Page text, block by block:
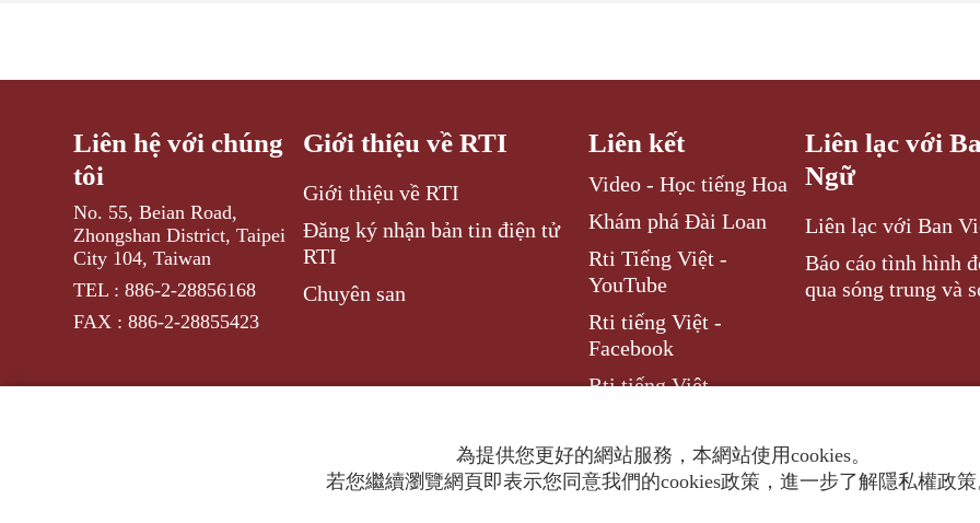
Liên hệ với chúng
tôi
No. 55, Beian Road,
Zhongshan District, Taipei
City 104, Taiwan
TEL : 886-2-28856168
FAX : 886-2-28855423
Giới thiệu về RTI
Giới thiệu về RTI
Đăng ký nhận bản tin điện tử
RTI
Chuyên san
Liên kết
Video - Học tiếng Hoa
Khám phá Đài Loan
Rti Tiếng Việt -
YouTube
Rti tiếng Việt -
Facebook
Rti tiếng Việt –
Liên lạc với
Ngữ
Liên lạc với Ban
Báo cáo tình hình
qua sóng trung và
為提供您更好的網站服務，本網站使用cookies。
若您繼續瀏覽網頁即表示您同意我們的cookies政策，進一步了解隱私權政策